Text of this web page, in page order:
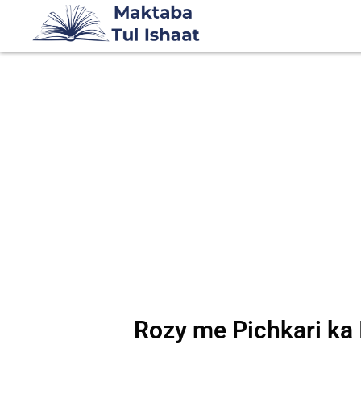
Rozy me Pichkari